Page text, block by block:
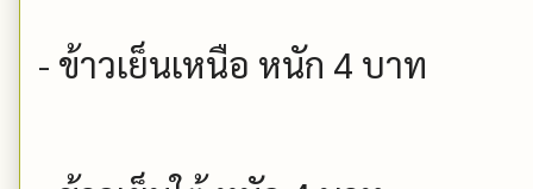
- ข้าวเย็นเหนือ หนัก 4 บาท